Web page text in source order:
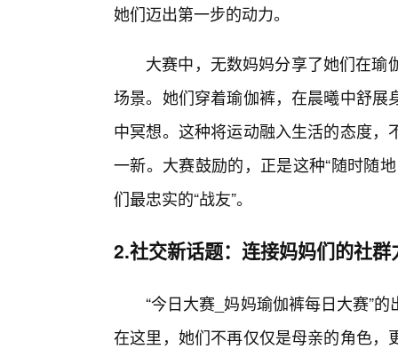
她们迈出第一步的动力。
大赛中，无数妈妈分享了她们在
场景。她们穿着瑜伽裤，在晨曦中舒
中冥想。这种将运动融入生活的态度
一新。大赛鼓励的，正是这种“随时随
们最忠实的“战友”。
2.社交新话题：连接妈妈们的社群
“今日大赛_妈妈瑜伽裤每日大赛”
在这里，她们不再仅仅是母亲的角色